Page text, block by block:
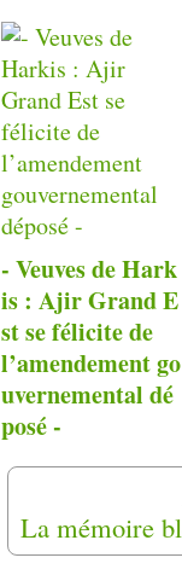
- Veuves de Hark
is : Ajir Grand E
st se félicite de
l’amendement go
uvernemental dé
posé -